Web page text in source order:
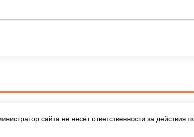
сайта не несёт ответственности за действия